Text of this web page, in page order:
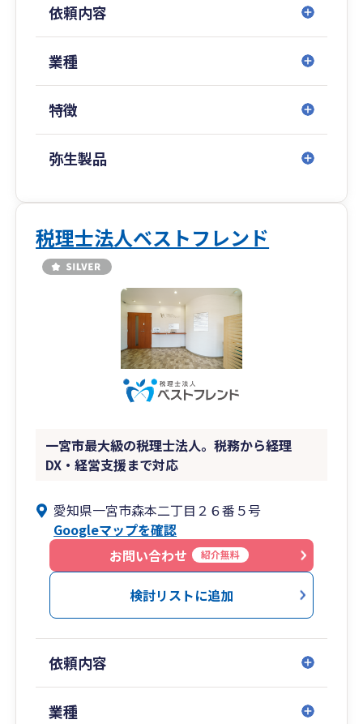
依頼内容
業種
特徴
弥生製品
税理士法人ベストフレンド
一宮市最大級の税理士法人。税務から経理
DX・経営支援まで対応
愛知県一宮市森本二丁目２６番５号
Googleマップを確認
お問い合わせ
紹介無料
検討リストに追加
依頼内容
業種